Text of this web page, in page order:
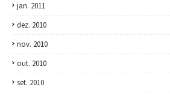
jan. 2011
dez. 2010
nov. 2010
out. 2010
set. 2010